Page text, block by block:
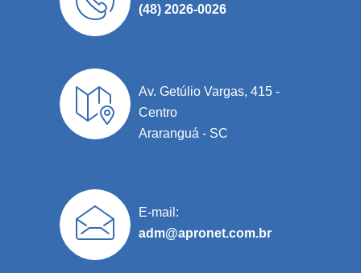
(48) 2026-0026
Av. Getúlio Vargas, 415 -
Centro
Araranguá - SC
E-mail:
adm@apronet.com.br